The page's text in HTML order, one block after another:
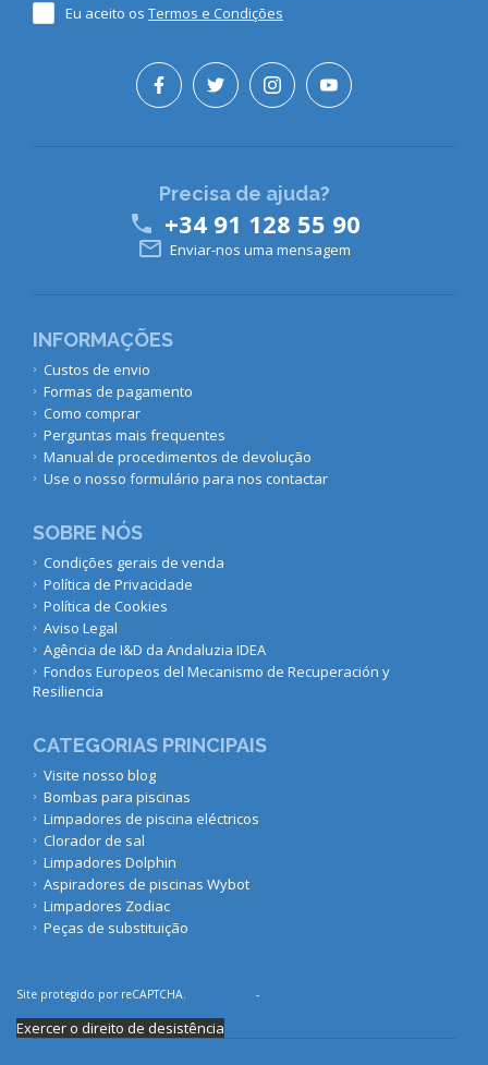
Eu aceito os Termos e Condições
INFORMAÇÕES
Custos de envio
Formas de pagamento
Como comprar
Perguntas mais frequentes
Manual de procedimentos de devolução
Use o nosso formulário para nos contactar
SOBRE NÓS
Condições gerais de venda
Política de Privacidade
Política de Cookies
Aviso Legal
Agência de I&D da Andaluzia IDEA
Fondos Europeos del Mecanismo de Recuperación y
Resiliencia
CATEGORIAS PRINCIPAIS
Visite nosso blog
Bombas para piscinas
Limpadores de piscina eléctricos
Clorador de sal
Limpadores Dolphin
Aspiradores de piscinas Wybot
Limpadores Zodiac
Peças de substituição
Precisa de ajuda?
 +34 91 128 55 90
 Enviar-nos uma mensagem
Site protegido por reCAPTCHA. -
Exercer o direito de desistência